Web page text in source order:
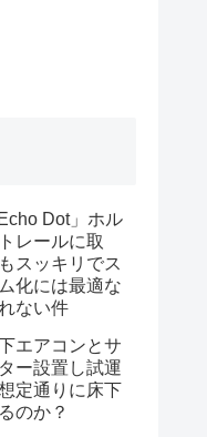
Dot」ホル
レールに取
スッキリでス
化には最適な
ない件
エアコンとサ
ー設置し試運
定通りに床下
のか？